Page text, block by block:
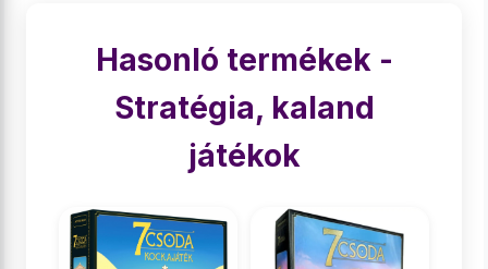
Hasonló termékek -
Stratégia, kaland
játékok